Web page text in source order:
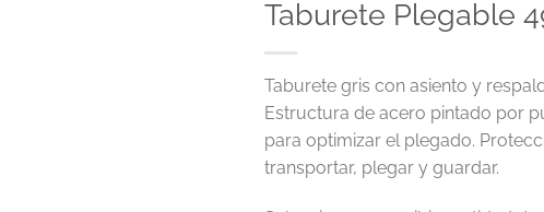
Taburete Plegable
Taburete gris con asiento y
Estructura de acero pintado por
para optimizar el plegado.
transportar, plegar y guardar.